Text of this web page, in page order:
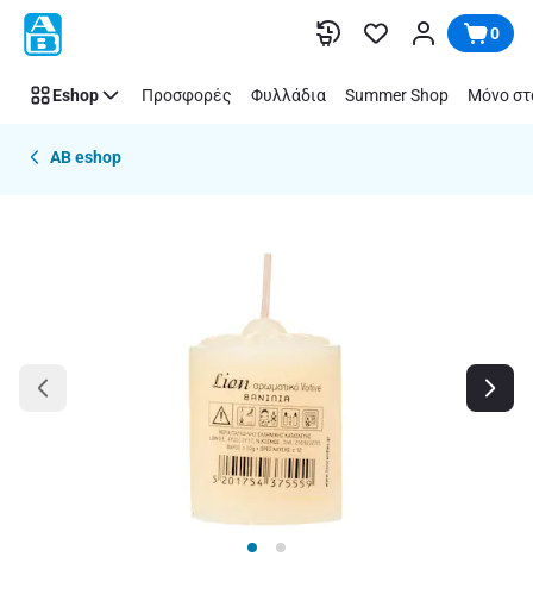
Παράλειψη 0
Eshop Προσφορές Φυλλάδια Summer Shop Μόνο
AB eshop